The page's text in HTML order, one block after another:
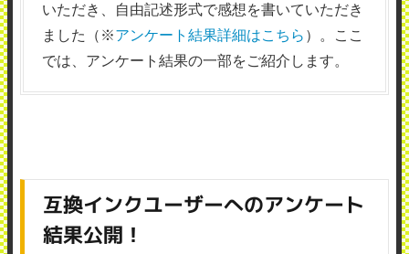
いただき、自由記述形式で感想を書いていただき
ました（※アンケート結果詳細はこちら ）。ここ
では、アンケート結果の一部をご紹介します。
互換インクユーザーへのアンケート
結果公開！